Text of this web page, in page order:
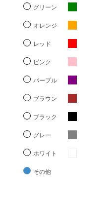
グリーン
オレンジ
レッド
ピンク
パープル
ブラウン
ブラック
グレー
ホワイト
その他